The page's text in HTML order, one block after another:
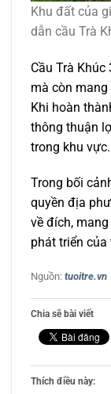
Khu đất của
dẫn cầu Trà
Cầu Trà
mà còn
Khi hoàn
thông thuận
trong khu vực.
Trong bối
quyền địa
về đích,
phát triển của
Nguồn: tuoitre.vn
Chia sẽ bài viết
Thích điều này: